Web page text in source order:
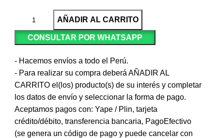
AÑADIR AL CARRITO
CONSULTAR POR WHATSAPP
- Hacemos envíos a todo el Perú.
- Para realizar su compra deberá AÑADIR AL
CARRITO el(los) producto(s) de su interés y completar
los datos de envío y seleccionar la forma de pago.
Aceptamos pagos con: Yape / Plin, tarjeta
crédito/débito, transferencia bancaria, PagoEfectivo
(se genera un código de pago y puede cancelar con